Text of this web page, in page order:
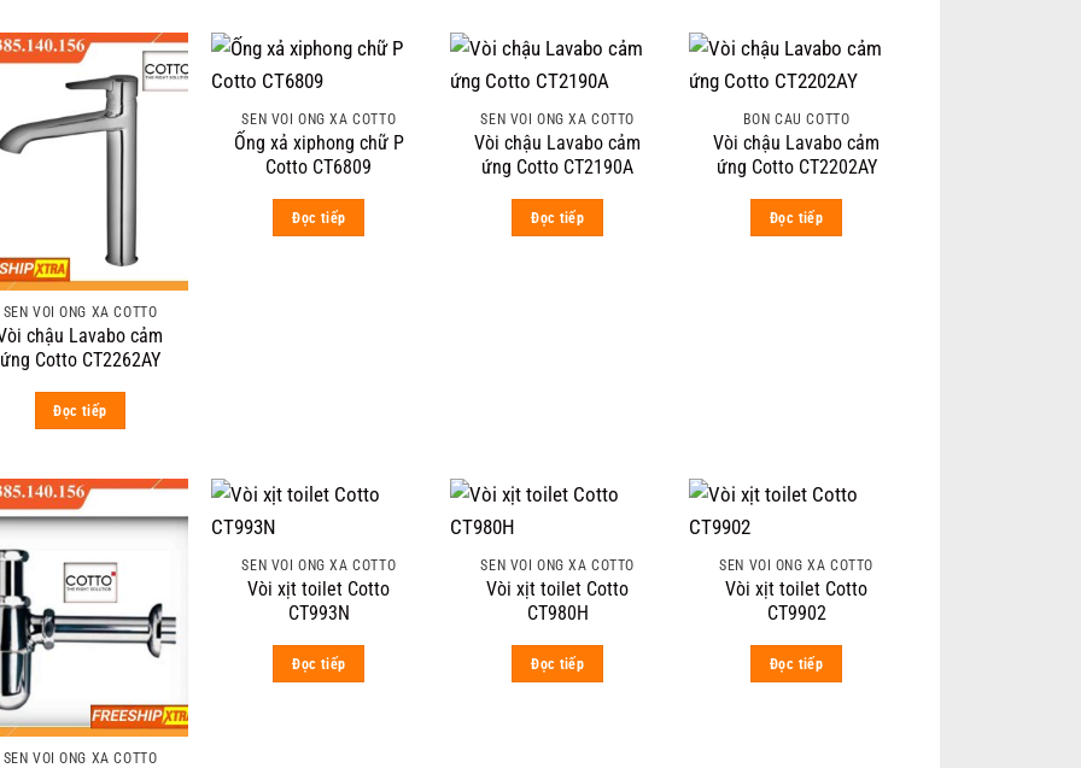
SEN VÒI ỐNG XẢ COTTO
chậu Lavabo cảm
ứng Cotto CT2262AY
Đọc tiếp
SEN VÒI ỐNG XẢ COTTO
Ống xả xiphong chữ P
Cotto CT6809
Đọc tiếp
SEN VÒI ỐNG XẢ COTTO
Vòi chậu Lavabo cảm
ứng Cotto CT2190A
Đọc tiếp
BỒN CẦU COTTO
Vòi chậu Lavabo cảm
ứng Cotto CT2202AY
Đọc tiếp
SEN VÒI ỐNG XẢ COTTO
SEN VÒI ỐNG XẢ COTTO
Vòi xịt toilet Cotto
CT993N
Đọc tiếp
SEN VÒI ỐNG XẢ COTTO
Vòi xịt toilet Cotto
CT980H
Đọc tiếp
SEN VÒI ỐNG XẢ COTTO
Vòi xịt toilet Cotto
CT9902
Đọc tiếp